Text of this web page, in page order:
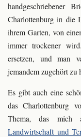
handgeschriebener
Charlottenburg in die
ihrem Garten, von
immer trockener
ersetzen, und man
jemandem zugehört zu
Es gibt auch eine
das Charlottenburg
Thema, das mich
Landwirtschaft und